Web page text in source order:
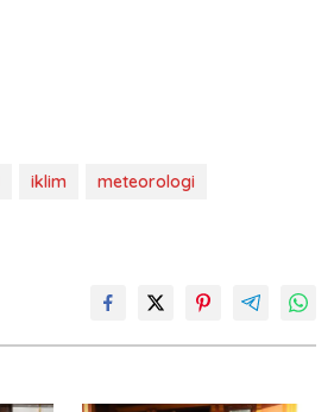
iklim
meteorologi